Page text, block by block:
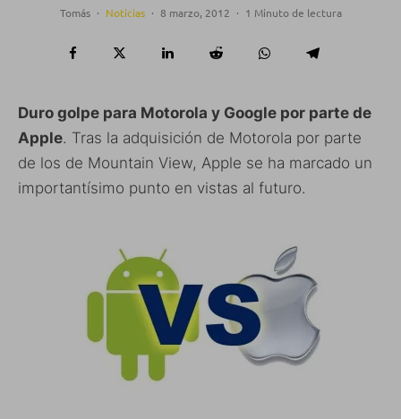
Tomás · Noticias · 8 marzo, 2012 · 1 Minuto de lectura
Duro golpe para Motorola y Google por parte de
Apple. Tras la adquisición de Motorola por parte
de los de Mountain View, Apple se ha marcado un
importantísimo punto en vistas al futuro.